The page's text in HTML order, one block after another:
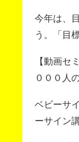
今年は、
う。「目
【動画セ
０００人
ベビーサ
ーサイン